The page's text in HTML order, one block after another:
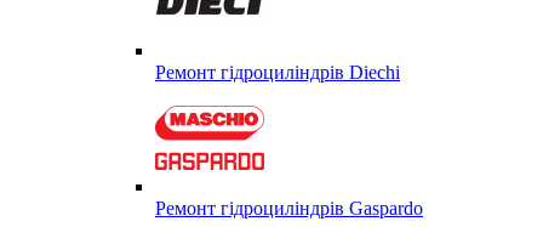
Ремонт гідроциліндрів Diechi
Ремонт гідроциліндрів Gaspardo